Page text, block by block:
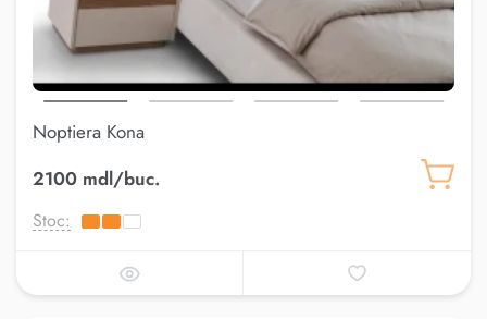
Noptiera Kona
2100 mdl/buc.
Stoc: